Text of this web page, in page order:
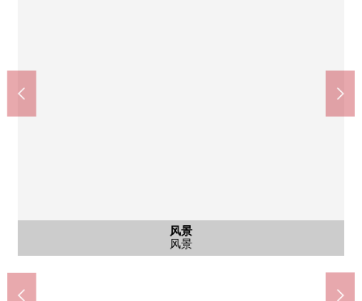
风景
风景
外观
外观
外观
樱井南小学(约1100m)
北中学(约830m)
日本肉批发市场越谷商店(约460m)
doragguautoaseki千間台店(约550m)
千间台站(约1120m)